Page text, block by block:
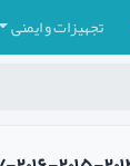
تجهیزات و ایمنی